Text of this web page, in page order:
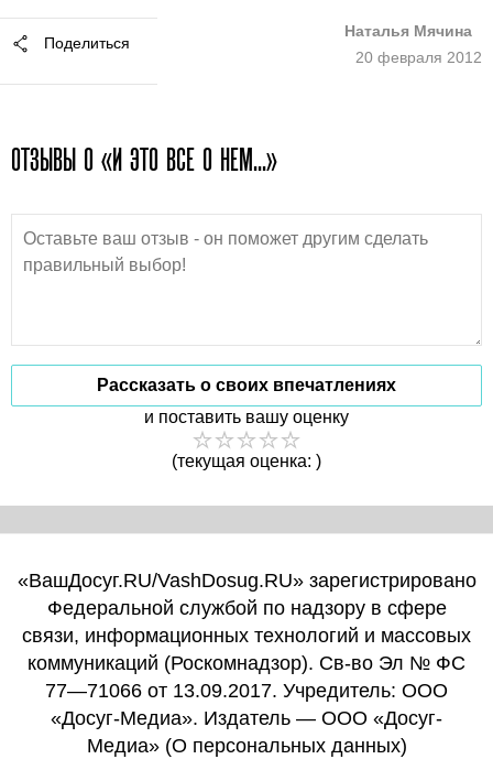
Поделиться
Наталья Мячина
20 февраля 2012
ОТЗЫВЫ О «И ЭТО ВСЕ О НЕМ...»
Рассказать о своих впечатлениях
и поставить вашу оценку
(текущая оценка: )
«ВашДосуг.RU/VashDosug.RU» зарегистрировано
Федеральной службой по надзору в сфере
связи, информационных технологий и массовых
коммуникаций (Роскомнадзор). Св-во Эл № ФС
77—71066 от 13.09.2017. Учредитель: ООО
«Досуг-Медиа». Издатель — ООО «Досуг-
Медиа» (О персональных данных)